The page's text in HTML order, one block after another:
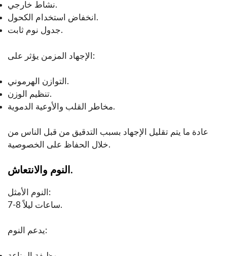
نشاط خارجي.
انخفاض استخدام الكحول.
جدول نوم ثابت.
الإجهاد المزمن يؤثر على:
التوازن الهرموني.
تنظيم الوزن.
مخاطر القلب والأوعية الدموية.
عادة ما يتم تقليل الإجهاد بسبب التدقيق من قبل الناس من
خلال الحفاظ على الخصوصية.
النوم والانتعاش.
النوم الأمثل:
7-8 ساعات ليلاً.
يدعم النوم: